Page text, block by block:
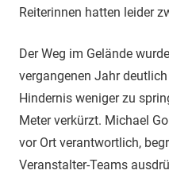
Reiterinnen hatten leider
Der Weg im Gelände
vergangenen Jahr
Hindernis weniger zu
Meter verkürzt. Michael
vor Ort verantwortlich,
Veranstalter-Teams